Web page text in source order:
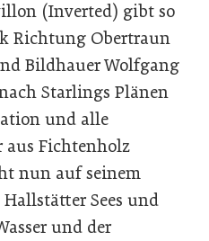
(Inverted) gibt so
Richtung Obertraun
Bildhauer Wolfgang
Starlings Plänen
und alle
aus Fichtenholz
nun auf seinem
Sees und
und der